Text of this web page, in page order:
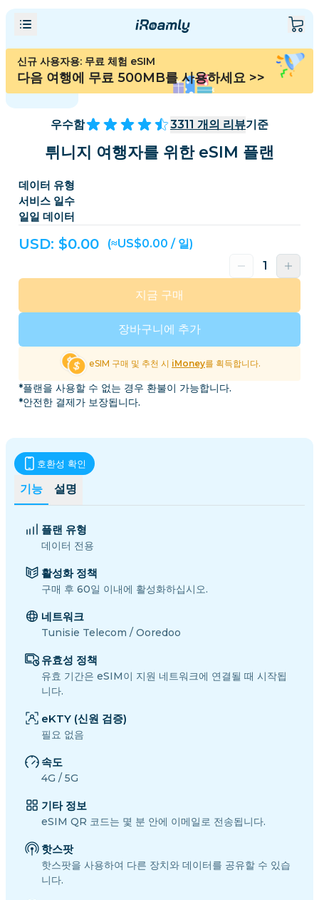
신규 사용자용: 무료 체험 eSIM
다음 여행에 무료 500MB를 사용하세요 >>
우수함 3311 개의 리뷰기준
튀니지 여행자를 위한 eSIM 플랜
데이터 유형
서비스 일수
일일 데이터
USD: $0.00 (≈US$0.00 / 일)
장바구니에 추가
지금 구매
eSIM 구매 및 추천 시 iMoney를 획득합니다.
*플랜을 사용할 수 없는 경우 환불이 가능합니다.
*안전한 결제가 보장됩니다.
기능 설명
호환성 확인
플랜 유형
데이터 전용
활성화 정책
구매 후 60일 이내에 활성화하십시오.
네트워크
Tunisie Telecom / Ooredoo
유효성 정책
유효 기간은 eSIM이 지원 네트워크에 연결될 때 시작됩
니다.
eKTY (신원 검증)
필요 없음
속도
4G / 5G
기타 정보
eSIM QR 코드는 몇 분 안에 이메일로 전송됩니다.
핫스팟
핫스팟을 사용하여 다른 장치와 데이터를 공유할 수 있습
니다.